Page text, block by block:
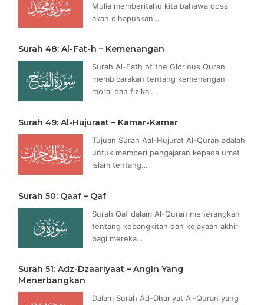
Mulia memberitahu kita bahawa dosa
akan dihapuskan…
Surah 48: Al-Fat-h – Kemenangan
Surah Al-Fath of the Glorious Quran
membicarakan tentang kemenangan
moral dan fizikal…
Surah 49: Al-Hujuraat – Kamar-Kamar
Tujuan Surah Aal-Hujurat Al-Quran adalah
untuk memberi pengajaran kepada umat
Islam tentang…
Surah 50: Qaaf – Qaf
Surah Qaf dalam Al-Quran menerangkan
tentang kebangkitan dan kejayaan akhir
bagi mereka…
Surah 51: Adz-Dzaariyaat – Angin Yang
Menerbangkan
Dalam Surah Ad-Dhariyat Al-Quran yang